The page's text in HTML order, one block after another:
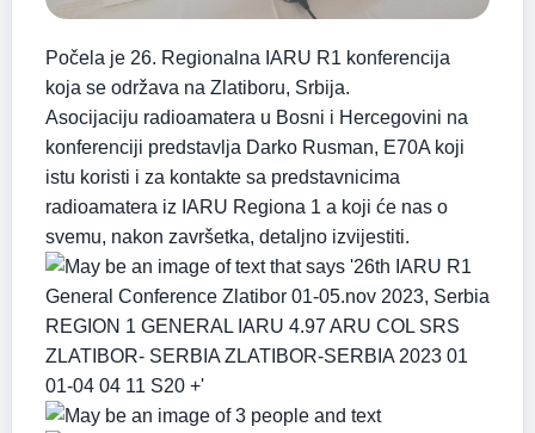
Počela je 26. Regionalna IARU R1 konferencija
koja se održava na Zlatiboru, Srbija.
Asocijaciju radioamatera u Bosni i Hercegovini na
konferenciji predstavlja Darko Rusman, E70A koji
istu koristi i za kontakte sa predstavnicima
radioamatera iz IARU Regiona 1 a koji će nas o
svemu, nakon završetka, detaljno izvijestiti.